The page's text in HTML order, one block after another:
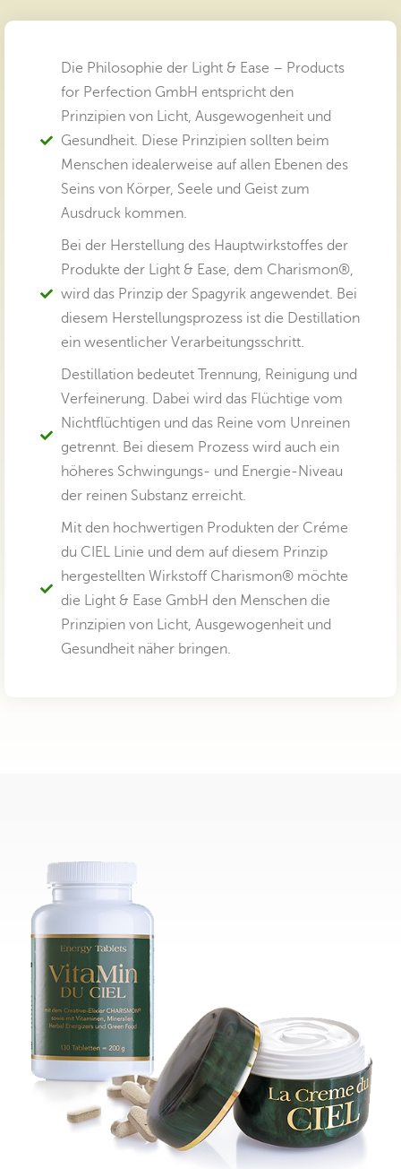
Die Philosophie der Light & Ease – Products
for Perfection GmbH entspricht den
Prinzipien von Licht, Ausgewogenheit und
Gesundheit. Diese Prinzipien sollten beim
Menschen idealerweise auf allen Ebenen des
Seins von Körper, Seele und Geist zum
Ausdruck kommen.
Bei der Herstellung des Hauptwirkstoffes der
Produkte der Light & Ease, dem Charismon®,
wird das Prinzip der Spagyrik angewendet. Bei
diesem Herstellungsprozess ist die Destillation
ein wesentlicher Verarbeitungsschritt.
Destillation bedeutet Trennung, Reinigung und
Verfeinerung. Dabei wird das Flüchtige vom
Nichtflüchtigen und das Reine vom Unreinen
getrennt. Bei diesem Prozess wird auch ein
höheres Schwingungs- und Energie-Niveau
der reinen Substanz erreicht.
Mit den hochwertigen Produkten der Créme
du CIEL Linie und dem auf diesem Prinzip
hergestellten Wirkstoff Charismon® möchte
die Light & Ease GmbH den Menschen die
Prinzipien von Licht, Ausgewogenheit und
Gesundheit näher bringen.